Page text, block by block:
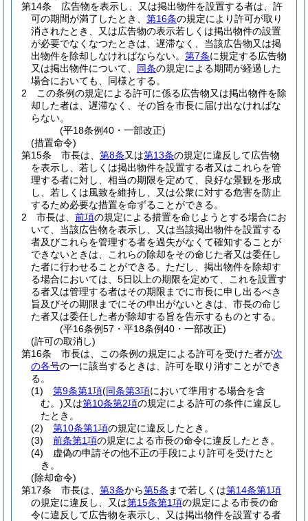
第14条
広告物を表示し、又は掲出物件を設置する者は、許
可の期間が満了したとき、 第16条の規定により許可が取り
消されたとき、又は広告物の表示若しくは掲出物件の設置
が必要でなくなつたときは、遅滞なく、当該広告物又は掲
出物件を除却しなければならない。 第7条に規定する広告物
又は掲出物件について、 同条の規定による期間が経過した
場合においても、同様とする。
2
この条例の規定による許可に係る広告物又は掲出物件を除
却した者は、遅滞なく、その旨を市長に届け出なければな
らない。
(平18条例40・一部改正)
(措置命令)
第15条
市長は、 第8条又は第13条の規定に違反して広告物
を表示し、若しくは掲出物件を設置する者又はこれらを管
理する者に対し、相当の期限を定めて、良好な景観を形成
し、若しくは風致を維持し、又は公衆に対する危害を防止
するため必要な措置を命ずることができる。
2
市長は、 前項の規定による措置を命じようとする場合にお
いて、当該広告物を表示し、又は当該掲出物件を設置する
者及びこれらを管理する者を過失がなくて確知することが
できないときは、これらの除却をその命じた者又は委任し
た者に行わせることができる。 ただし、掲出物件を除却す
る場合においては、5日以上の期限を定めて、これを設置す
る者又は管理する者はその期限までに市長に申し出るべき
旨及びその期限までにその申出がないときは、市長の命じ
た者又は委任した者が除却する旨を告示するものとする。
(平16条例57・平18条例40・一部改正)
(許可の取消し)
第16条
市長は、この条例の規定による許可を受けた者が次
の各号の一に該当するときは、許可を取り消すことができ
る。
(1)
第9条第1項(同条第3項において準用する場合を含
む。)又は第10条第2項の規定による許可の条件に違反し
たとき。
(2)
第10条第1項の規定に違反したとき。
(3)
前条第1項の規定による市長の命令に違反したとき。
(4)
虚偽の申請その他不正の手段により許可を受けたと
き。
(除却命令)
第17条
市長は、 第3条から第5条 まで若しくは第14条第1項
の規定に違反し、又は第15条第1項の規定による市長の命
令に違反して広告物を表示し、又は掲出物件を設置する者